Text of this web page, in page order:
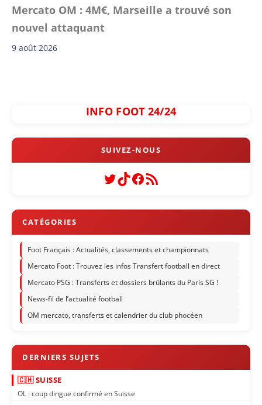
Mercato OM : 4M€, Marseille a trouvé son
nouvel attaquant
9 août 2026
INFO FOOT 24/24
Twitter
TikTok
Facebook
Flux RSS
Foot Français : Actualités, classements et championnats
Mercato Foot : Trouvez les infos Transfert football en direct
Mercato PSG : Transferts et dossiers brûlants du Paris SG !
News-fil de l’actualité football
OM mercato, transferts et calendrier du club phocéen
🇨🇭 SUISSE
OL : coup dingue confirmé en Suisse